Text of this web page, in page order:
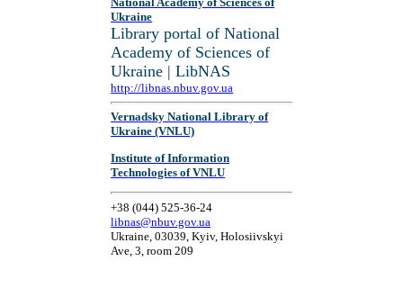
Ukraine
Library portal of National
Academy of Sciences of
Ukraine | LibNAS
http://libnas.nbuv.gov.ua
Vernadsky National Library of
Ukraine (VNLU)
Institute of Information
Technologies of VNLU
+38 (044) 525-36-24
libnas@nbuv.gov.ua
Ukraine, 03039, Kyiv, Holosiivskyi
Ave, 3, room 209